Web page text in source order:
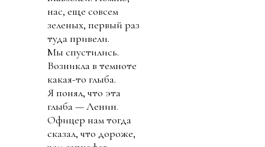
нас, еще совсем
зеленых, первый раз
туда привели.
Мы спустились.
Возникла в темноте
какая-то глыба.
Я понял, что эта
глыба — Ленин.
Офицер нам тогда
сказал, что дороже,